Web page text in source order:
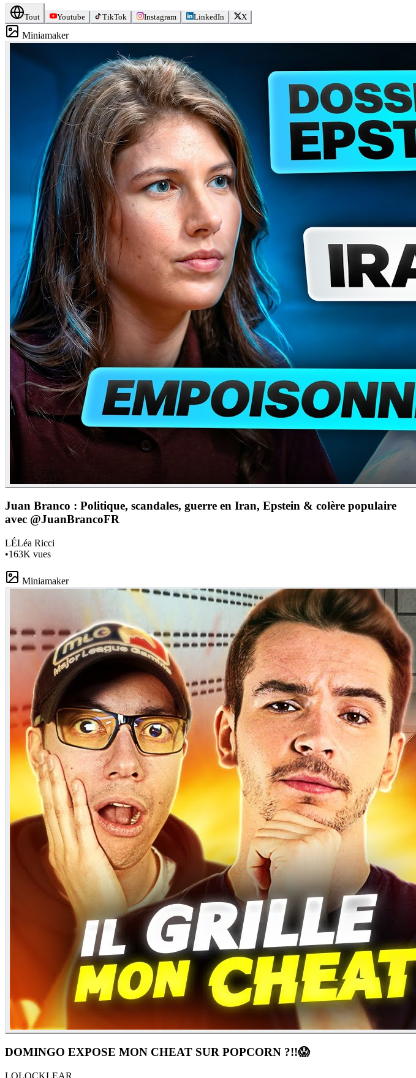
Tout Youtube TikTok Instagram LinkedIn X
Miniamaker
Juan Branco : Politique, scandales, guerre en Iran, Epstein & colère populaire
avec @JuanBrancoFR
LÉLéa Ricci
•163K vues
Miniamaker
DOMINGO EXPOSE MON CHEAT SUR POPCORN ?!!😱
LOLOCKLEAR